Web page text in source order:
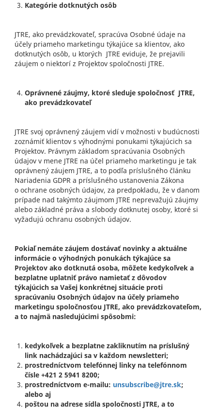
Kategórie dotknutých osôb
JTRE, ako prevádzkovateľ, spracúva Osobné údaje na
účely priameho marketingu týkajúce sa klientov, ako
dotknutých osôb, u ktorých JTRE eviduje, že prejavili
záujem o niektorí z Projektov spoločnosti JTRE.
Oprávnené záujmy, ktoré sleduje spoločnosť JTRE,
ako prevádzkovateľ
JTRE svoj oprávnený záujem vidí v možnosti v budúcnosti
zoznámiť klientov s výhodnými ponukami týkajúcich sa
Projektov. Právnym základom spracúvania Osobných
údajov v mene JTRE na účel priameho marketingu je tak
oprávnený záujem JTRE, a to podľa príslušného článku
Nariadenia GDPR a príslušného ustanovenia Zákona
o ochrane osobných údajov, za predpokladu, že v danom
prípade nad takýmto záujmom JTRE neprevažujú záujmy
alebo základné práva a slobody dotknutej osoby, ktoré si
vyžadujú ochranu osobných údajov.
Pokiaľ nemáte záujem dostávať novinky a aktuálne
informácie o výhodných ponukách týkajúce sa
Projektov ako dotknutá osoba, môžete kedykoľvek a
bezplatne uplatniť právo namietať z dôvodov
týkajúcich sa Vašej konkrétnej situácie proti
spracúvaniu Osobných údajov na účely priameho
marketingu spoločnosťou JTRE, ako prevádzkovateľom,
a to najmä nasledujúcimi spôsobmi:
kedykoľvek a bezplatne zakliknutím na príslušný
link nachádzajúci sa v každom newsletteri;
prostredníctvom telefónnej linky na telefónnom
čísle +421 2 5941 8200;
prostredníctvom e-mailu: unsubscribe@jtre.sk;
alebo aj
poštou na adrese sídla spoločnosti JTRE, a to